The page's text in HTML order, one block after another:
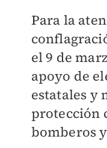
Para la
el 9 de
apoyo de
estatales y
protección
bomberos